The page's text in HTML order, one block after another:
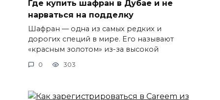
Где купить шафран в Дубае и не
нарваться на подделку
Шафран — одна из самых редких и
дорогих специй в мире. Его называют
«красным золотом» из-за высокой
0 303